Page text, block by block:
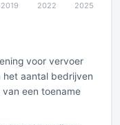
voor vervoer
aantal bedrijven
een toename